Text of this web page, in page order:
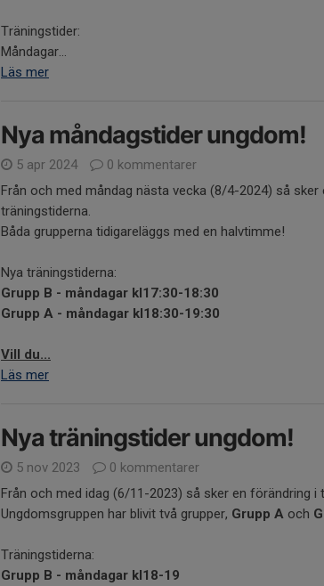
Träningstider:
Måndagar...
Läs mer
Nya måndagstider ungdom!
5 apr 2024
0 kommentarer
Från och med måndag nästa vecka (8/4-2024) så sker
träningstiderna.
Båda grupperna tidigareläggs med en halvtimme!
Nya träningstiderna:
Grupp B - måndagar kl17:30-18:30
Grupp A - måndagar kl18:30-19:30
Vill du...
Läs mer
Nya träningstider ungdom!
5 nov 2023
0 kommentarer
Från och med idag (6/11-2023) så sker en förändring i
Ungdomsgruppen har blivit två grupper, Grupp A och
Träningstiderna:
Grupp B - måndagar kl18-19